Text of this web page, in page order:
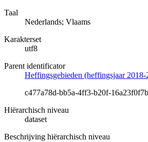
Taal
Nederlands; Vlaams
Karakterset
utf8
Parent identificator
Heffingsgebieden (heffingsjaar 2018-
c477a78d-bb5a-4ff3-b20f-
Hiërarchisch niveau
dataset
Beschrijving hiërarchisch niveau